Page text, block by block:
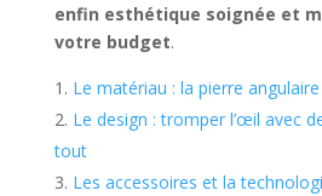
enfin esthétique soignée et
votre budget.
Le matériau : la pierre
Le design : tromper l’œil avec
tout
Les accessoires et la